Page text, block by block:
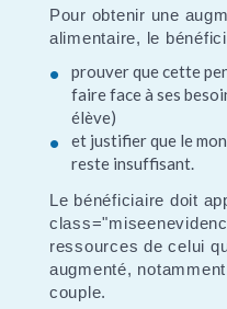
Pour obtenir une
alimentaire, le
prouver que cette
faire face à ses
élève)
et justifier que le
reste insuffisant.
Le bénéficiaire doit
ressources de celui
augmenté,
couple.